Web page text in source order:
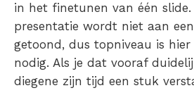
in het finetunen van één slide.
presentatie wordt niet aan
getoond, dus topniveau is
nodig. Als je dat vooraf
diegene zijn tijd een stuk